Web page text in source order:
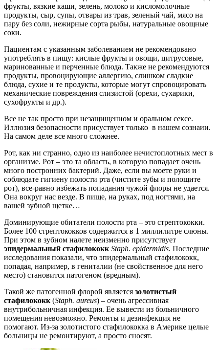
фрукты, вязкие каши, зелень, молоко и кисломолочные
продукты, сыр, супы, отвары из трав, зеленый чай, мясо на
пару без соли, нежирные сорта рыбы, натуральные овощные
соки.
Пациентам с указанным заболеванием не рекомендовано
употреблять в пищу: кислые фрукты и овощи, цитрусовые,
маринованные и перченные блюда. Также не рекомендуются
продукты, провоцирующие аллергию, слишком сладкие
блюда, сухие и те продукты, которые могут спровоцировать
механические повреждения слизистой (орехи, сухарики,
сухофрукты и др.).
Все не так просто при незащищенном и оральном сексе.
Иллюзия безопасности присуствует только в нашем сознаии.
На самом деле все много сложнее.
Рот, как ни странно, одно из наиболее нечистоплотных мест в
организме. Рот – это та область, в которую попадает очень
много постронних бактерий. Даже, если вы моете руки и
соблюдате гигиену полости рта (чистите зубы и полощите
рот), все-равно избежать попадания чужой флоры не удается.
Она вокруг нас везде. В пище, на руках, под ногтями, на
вашей зубной щетке…
Доминирующие обитатели полости рта – это стрептококки.
Более 100 стрептококков содержится в 1 миллилитре слюны.
При этом в зубном налете неизменно присутствует
эпидермальный стафилококк Staph. epidermidis. Последние
исследования показали, что эпидермальный стафилококк,
попадая, например, в гениталии (не свойственное для него
место) становится патогеном (вредным).
Такой же патогенной флорой является золотистый
стафилококк (Staph. aureus) – очень агрессивная
внутрибольничная инфекция. Ее вывести из больничного
помещения невозможно. Ремонты и дезинфекция не
помогают. Из-за золотистого стафилококка в Америке целые
больницы не ремонтируют, а просто сносят.